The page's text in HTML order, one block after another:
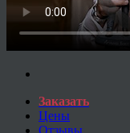
Заказать
Цены
Отзывы